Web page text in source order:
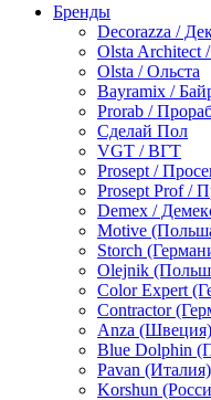
по
под
для
под
Герметик
шовные
для
для
Декоративные
краски
мокрый
песок
Бренды
Decorazza /
Olsta Architect
Olsta / Ольста
Bayramix /
Prorab /
Сделай Пол
VGT / ВГТ
Prosept /
Prosept Prof /
Demex /
Motive
Storch
Olejnik
Color Expert
Contractor
Anza (Швеция)
Blue Dolphin
Pavan (Италия)
Korshun